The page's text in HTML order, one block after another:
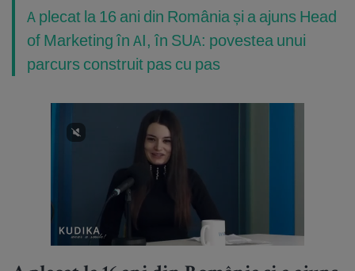
A plecat la 16 ani din România și a ajuns Head
of Marketing în AI, în SUA: povestea unui
parcurs construit pas cu pas